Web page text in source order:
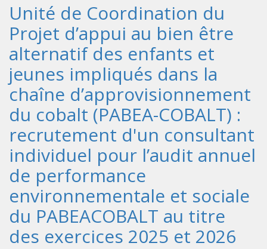
Unité de Coordination du
Projet d’appui au bien être
alternatif des enfants et
jeunes impliqués dans la
chaîne d’approvisionnement
du cobalt (PABEA-COBALT) :
recrutement d'un consultant
individuel pour l’audit annuel
de performance
environnementale et sociale
du PABEACOBALT au titre
des exercices 2025 et 2026